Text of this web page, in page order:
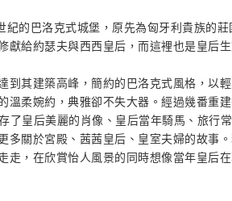
的巴洛克式城堡，原先為匈牙利貴族的
獻給約瑟夫與西西皇后，而這裡也是皇后
到其建築高峰，簡約的巴洛克式風格，以
溫柔婉約，典雅卻不失大器。經過幾番重
了皇后美麗的肖像、皇后當年騎馬、旅行
多關於宮殿、茜茜皇后、皇室夫婦的故事
走，在欣賞怡人風景的同時想像當年皇后